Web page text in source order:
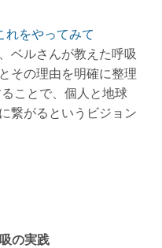
れをやってみて
ベルさんが教えた呼吸
その理由を明確に整理
ことで、個人と地球
繋がるというビジョン
の実践